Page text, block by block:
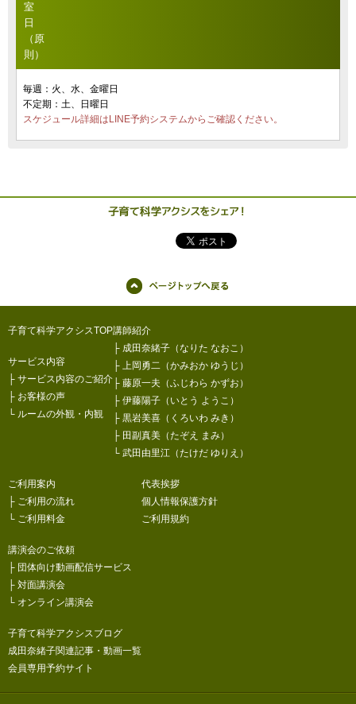
室
日
（原
則）
毎週：火、水、金曜日
不定期：土、日曜日
スケジュール詳細はLINE予約システムからご確認ください。
子育て科学アクシスTOP
サービス内容
├ サービス内容のご紹介
├ お客様の声
└ ルームの外観・内観
講師紹介
├ 成田奈緒子（なりた なおこ）
├ 上岡勇二（かみおか ゆうじ）
├ 藤原一夫（ふじわら かずお）
├ 伊藤陽子（いとう ようこ）
├ 黒岩美喜（くろいわ みき）
├ 田副真美（たぞえ まみ）
└ 武田由里江（たけだ ゆりえ）
ご利用案内
├ ご利用の流れ
└ ご利用料金
講演会のご依頼
├ 団体向け動画配信サービス
├ 対面講演会
└ オンライン講演会
子育て科学アクシスブログ
成田奈緒子関連記事・動画一覧
会員専用予約サイト
代表挨拶
個人情報保護方針
ご利用規約